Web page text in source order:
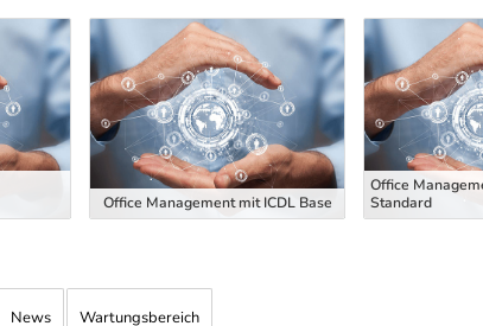
Office Management mit ICDL Base
Office
Standard
News Wartungsbereich